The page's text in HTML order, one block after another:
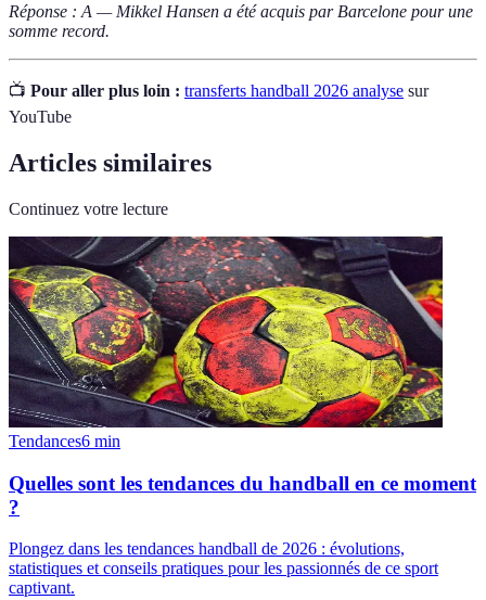
Réponse : A — Mikkel Hansen a été acquis par Barcelone pour une
somme record.
📺 Pour aller plus loin : transferts handball 2026 analyse sur
YouTube
Articles similaires
Continuez votre lecture
Tendances6 min
Quelles sont les tendances du handball en ce moment
?
Plongez dans les tendances handball de 2026 : évolutions,
statistiques et conseils pratiques pour les passionnés de ce sport
captivant.